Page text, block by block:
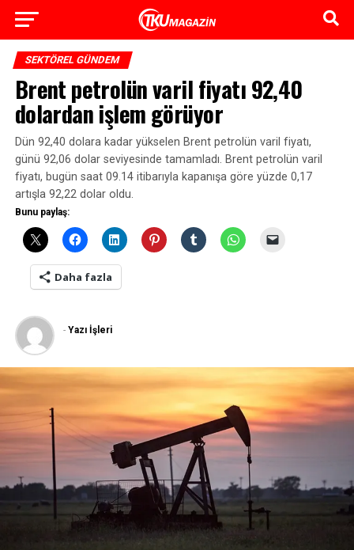
SEKTÖREL GÜNDEM
Brent petrolün varil fiyatı 92,40
dolardan işlem görüyor
Dün 92,40 dolara kadar yükselen Brent petrolün varil fiyatı,
günü 92,06 dolar seviyesinde tamamladı. Brent petrolün varil
fiyatı, bugün saat 09.14 itibarıyla kapanışa göre yüzde 0,17
artışla 92,22 dolar oldu.
Bunu paylaş:
Daha fazla
- Yazı İşleri